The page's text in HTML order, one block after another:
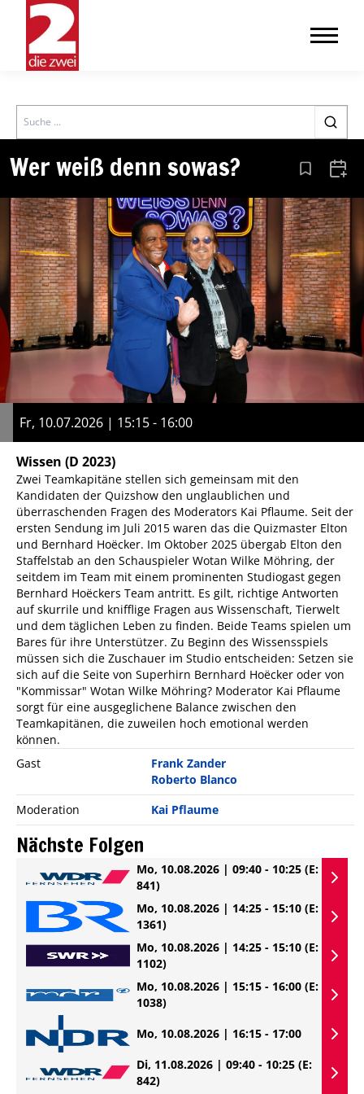
Search
Wer weiß denn sowas? Aus den
Fr, 10.07.2026 | 15:15 - 16:00
Wissen (D 2023)
Zwei Teamkapitäne stellen sich gemeinsam mit den
Kandidaten der Quizshow den unglaublichen und
überraschenden Fragen des Moderators Kai Pflaume. Seit der
ersten Sendung im Juli 2015 waren das die Quizmaster Elton
und Bernhard Hoëcker. Im Oktober 2025 übergab Elton den
Staffelstab an den Schauspieler Wotan Wilke Möhring, der
seitdem im Team mit einem prominenten Studiogast gegen
Bernhard Hoëckers Team antritt. Es gilt, richtige Antworten
auf skurrile und knifflige Fragen aus Wissenschaft, Tierwelt
und dem täglichen Leben zu finden. Beide Teams spielen um
Bares für ihre Unterstützer. Zu Beginn des Wissensspiels
müssen sich die Zuschauer im Studio entscheiden: Setzen sie
sich auf die Seite von Superhirn Bernhard Hoëcker oder von
"Kommissar" Wotan Wilke Möhring? Moderator Kai Pflaume
sorgt für eine ausgeglichene Balance zwischen den
Teamkapitänen, die zuweilen hoch emotional werden
können.
Gast
Frank Zander
Roberto Blanco
Moderation
Kai Pflaume
Nächste Folgen
Mo, 10.08.2026 | 09:40 - 10:25 (E:
841)
Mo, 10.08.2026 | 14:25 - 15:10 (E:
1361)
Mo, 10.08.2026 | 14:25 - 15:10 (E:
1102)
Mo, 10.08.2026 | 15:15 - 16:00 (E:
1038)
Mo, 10.08.2026 | 16:15 - 17:00
Di, 11.08.2026 | 09:40 - 10:25 (E:
842)